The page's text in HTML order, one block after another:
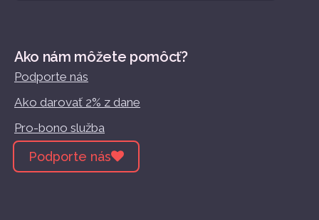
Ako nám môžete pomôcť?
Podporte nás
Ako darovať 2% z dane
Pro-bono služba
Podporte nás